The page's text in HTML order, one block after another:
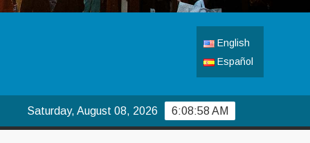
English
Español
6:08:59 AM
Saturday, August 08, 2026